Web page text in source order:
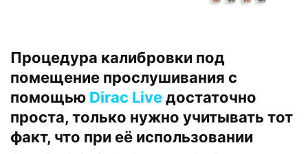
Процедура калибровки под
помещение прослушивания с
помощью Dirac Liveдостаточно
проста, только нужно учитывать тот
факт, что при её использовании